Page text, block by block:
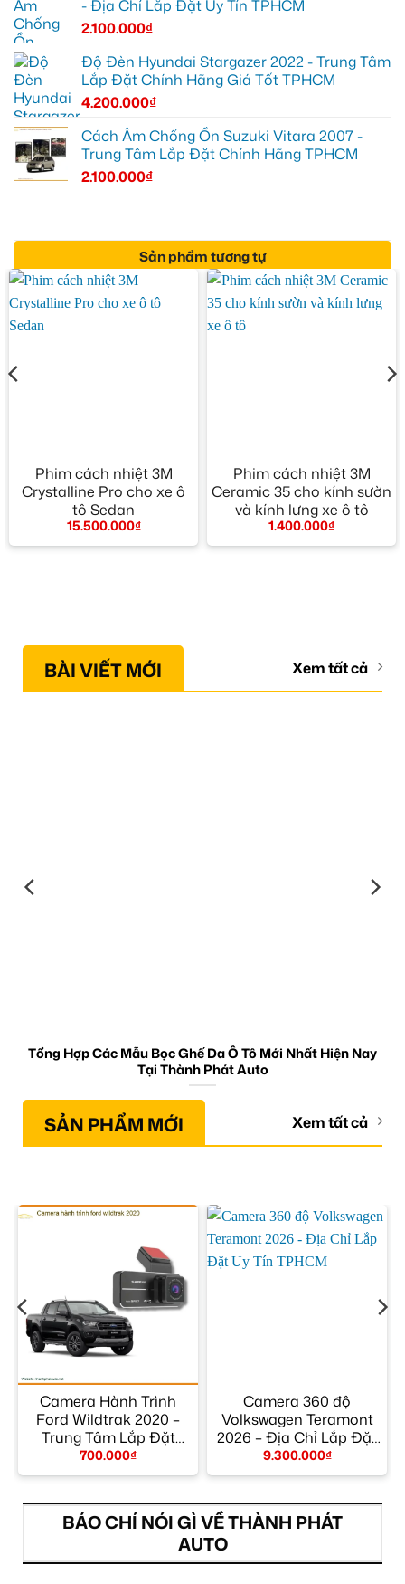
- Địa Chỉ Lắp Đặt Uy Tín TPHCM
2.100.000₫
Độ Đèn Hyundai Stargazer 2022 - Trung Tâm
Lắp Đặt Chính Hãng Giá Tốt TPHCM
4.200.000₫
Cách Âm Chống Ồn Suzuki Vitara 2007 -
Trung Tâm Lắp Đặt Chính Hãng TPHCM
2.100.000₫
Sản phẩm tương tự
Phim cách nhiệt 3M
Crystalline Pro cho xe ô
tô Sedan
15.500.000₫
Phim cách nhiệt 3M
Ceramic 35 cho kính sườn
và kính lưng xe ô tô
1.400.000₫
BÀI VIẾT MỚI Xem tất cả
Tổng Hợp Các Mẫu Bọc Ghế Da Ô Tô Mới Nhất Hiện Nay
Tại Thành Phát Auto
SẢN PHẨM MỚI Xem tất cả
Camera Hành Trình
Ford Wildtrak 2020 –
Trung Tâm Lắp Đặt
Chính Hãng Uy Tín
TPHCM
700.000₫
Camera 360 độ
Volkswagen Teramont
2026 – Địa Chỉ Lắp Đặt
Uy Tín TPHCM
9.300.000₫
BÁO CHÍ NÓI GÌ VỀ THÀNH PHÁT
AUTO